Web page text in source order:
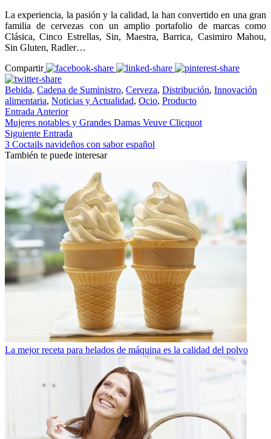
La experiencia, la pasión y la calidad, la han convertido en una gran
familia de cervezas con un amplio portafolio de marcas como
Clásica, Cinco Estrellas, Sin, Maestra, Barrica, Casimiro Mahou,
Sin Gluten, Radler…
Compartir
Bebida, Cadena de Suministro, Cerveza, Distribución, Innovación
alimentaria, Noticias y Actualidad, Ocio, Producto
Entrada Anterior
Mujeres notables y Grandes Damas Veuve Clicquot
Siguiente Entrada
3 Coctails navideños con sabor español
También te puede interesar
La mejor receta para helados de máquina es la calidad del polvo